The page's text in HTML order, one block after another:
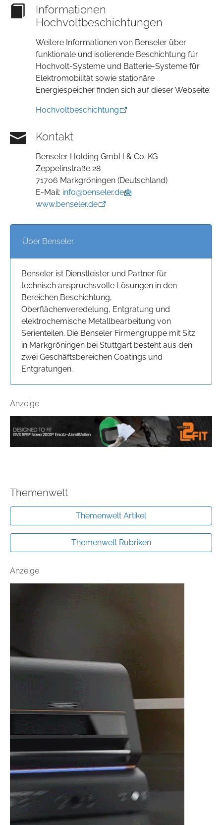
Informationen
Hochvoltbeschichtungen
Weitere Informationen von Benseler über
funktionale und isolierende Beschichtung für
Hochvolt-Systeme und Batterie-Systeme für
Elektromobilität sowie stationäre
Energiespeicher finden sich auf dieser Webseite:
Hochvoltbeschichtung
Kontakt
Benseler Holding GmbH & Co. KG
Zeppelinstraße 28
71706 Markgröningen (Deutschland)
E-Mail: info@benseler.de
www.benseler.de
Über Benseler
Benseler ist Dienstleister und Partner für
technisch anspruchsvolle Lösungen in den
Bereichen Beschichtung,
Oberflächenveredelung, Entgratung und
elektrochemische Metallbearbeitung von
Serienteilen. Die Benseler Firmengruppe mit Sitz
in Markgröningen bei Stuttgart besteht aus den
zwei Geschäftsbereichen Coatings und
Entgratungen.
Anzeige
Themenwelt
Themenwelt Artikel
Themenwelt Rubriken
Anzeige